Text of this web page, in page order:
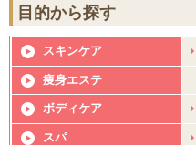
目的から探す
スキンケア
痩身エステ
ボディケア
スパ